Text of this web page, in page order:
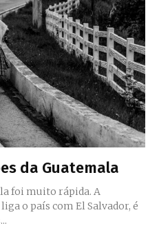
da Guatemala
foi muito rápida. A
o país com El Salvador, é